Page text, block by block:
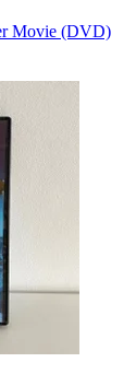
Movie (DVD)